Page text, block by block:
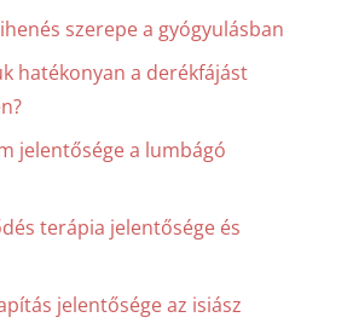
szerepe a gyógyulásban
hatékonyan a derékfájást
jelentősége a lumbágó
terápia jelentősége és
jelentősége az isiász